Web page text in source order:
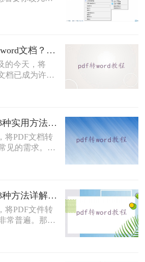
，你想复制
扫描的纸质文
绝对是高频
在线pdf怎么转换成word文档？PDF猫与转转大师2种在线工具使用指南与功能对比！
的今天，将
档已成为许多
日常需求。
保持格式一
在线转换方法
线pdf怎么转换
介绍两种在线
的方法。
电脑PDF转Word的3种实用方法对比：转换软件、Word内置功能与在线工具详解！
将PDF文档转
见的需求。
和修改的特点
pdf怎么转换
PDF免费转Word的3种方法详解：复制粘贴、在线工具与Word内置转换效果对比！
将PDF文件转
常普遍。那么
文档呢？本文
无需专业技能